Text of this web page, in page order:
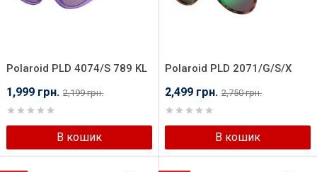
Polaroid PLD 4074/S 789 KL
1,999 грн. 2,199 грн.
В кошик
Polaroid PLD 2071/G/S/X
086 5Z
2,499 грн. 2,750 грн.
В кошик